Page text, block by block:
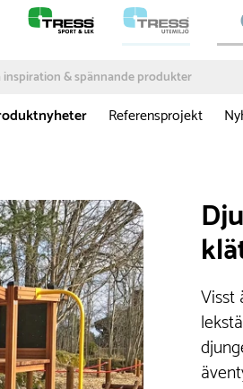
Referensprojekt
Visst